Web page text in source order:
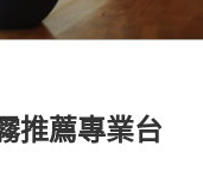
推薦專業台